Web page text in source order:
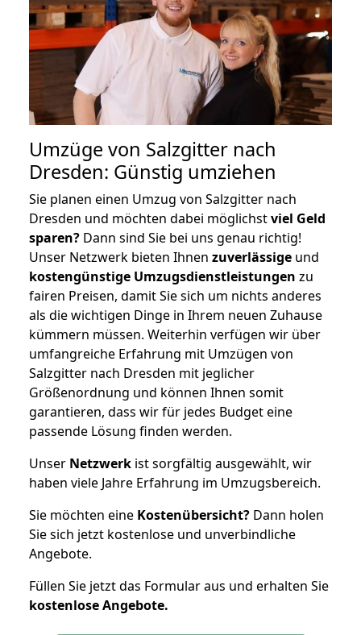
Umzüge von Salzgitter nach
Dresden: Günstig umziehen
Sie planen einen Umzug von Salzgitter nach
Dresden und möchten dabei möglichstviel Geld
sparen? Dann sind Sie bei uns genau richtig!
Unser Netzwerk bieten Ihnen zuverlässige und
kostengünstige Umzugsdienstleistungen zu
fairen Preisen, damit Sie sich um nichts anderes
als die wichtigen Dinge in Ihrem neuen Zuhause
kümmern müssen. Weiterhin verfügen wir über
umfangreiche Erfahrung mit Umzügen von
Salzgitter nach Dresden mit jeglicher
Größenordnung und können Ihnen somit
garantieren, dass wir für jedes Budget eine
passende Lösung finden werden.
Unser Netzwerk ist sorgfältig ausgewählt, wir
haben viele Jahre Erfahrung im Umzugsbereich.
Sie möchten eine Kostenübersicht? Dann holen
Sie sich jetzt kostenlose und unverbindliche
Angebote.
Füllen Sie jetzt das Formular aus und erhalten Sie
kostenloseAngebote.